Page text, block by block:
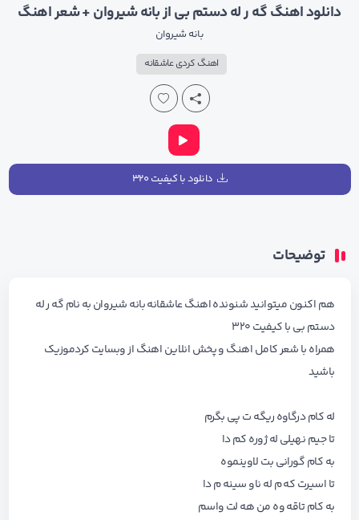
دانلود اهنگ گه ر له دستم بی از بانه شیروان + شعر اهنگ
بانه شیروان
اهنگ کردی عاشقانه
دانلود با کیفیت ۳۲۰
توضیحات
هم اکنون میتوانید شنونده اهنگ عاشقانه بانه شیروان به نام گه ر له
دستم بی با کیفیت ۳۲۰
همراه با شعر کامل اهنگ و پخش انلاین اهنگ از وبسایت کردموزیک
باشید
له کام درگاوه ریگه ت پی بگرم
تا جیم نهیلی له ژوره کم دا
به کام گورانی بت لاوینموه
تا اسیرت که م له ناو سینه م دا
به کام تاقه وه من هه لت واسم